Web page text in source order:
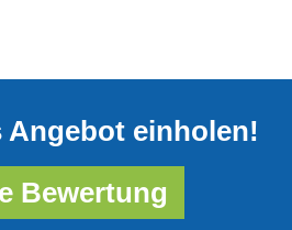
Angebot einholen!
Bewertung